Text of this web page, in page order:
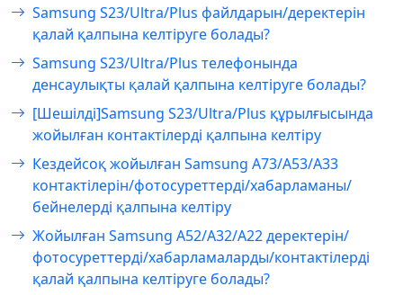
Samsung S23/Ultra/Plus файлдарын/деректерін
қалай қалпына келтіруге болады?
Samsung S23/Ultra/Plus телефонында
денсаулықты қалай қалпына келтіруге болады?
[Шешілді]Samsung S23/Ultra/Plus құрылғысында
жойылған контактілерді қалпына келтіру
Кездейсоқ жойылған Samsung A73/A53/A33
контактілерін/фотосуреттерді/хабарламаны/
бейнелерді қалпына келтіру
Жойылған Samsung A52/A32/A22 деректерін/
фотосуреттерді/хабарламаларды/контактілерді
қалай қалпына келтіруге болады?